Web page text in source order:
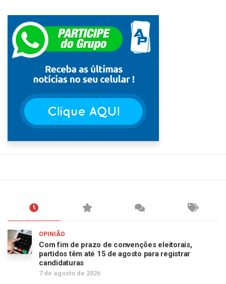
OPINIÃO
Com fim de prazo de convenções eleitorais,
partidos têm até 15 de agosto para registrar
candidaturas
7 de agosto de 2026